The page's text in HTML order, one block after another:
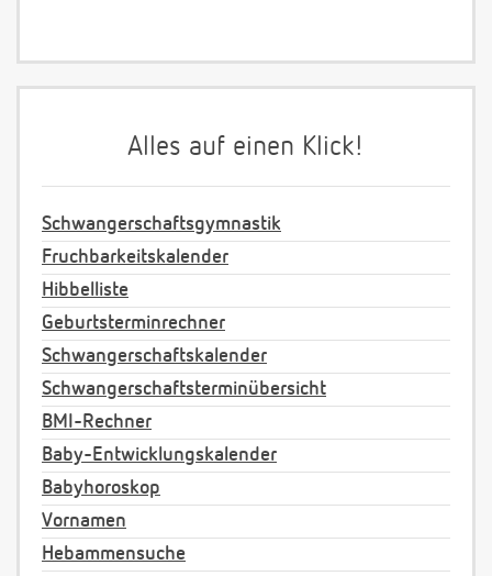
Alles auf einen Klick!
Schwangerschaftsgymnastik
Fruchbarkeitskalender
Hibbelliste
Geburtsterminrechner
Schwangerschaftskalender
Schwangerschaftsterminübersicht
BMI-Rechner
Baby-Entwicklungskalender
Babyhoroskop
Vornamen
Hebammensuche